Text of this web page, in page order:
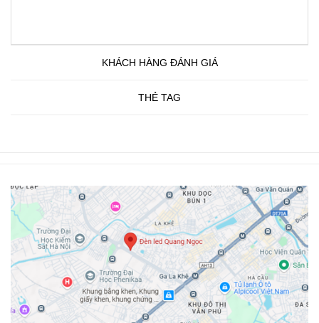
KHÁCH HÀNG ĐÁNH GIÁ
THẺ TAG